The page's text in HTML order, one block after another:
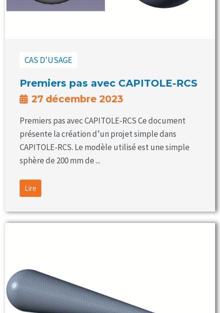
CAS D'USAGE
Premiers pas avec CAPITOLE-RCS
27 décembre 2023
Premiers pas avec CAPITOLE-RCS Ce document
présente la création d’un projet simple dans
CAPITOLE-RCS. Le modèle utilisé est une simple
sphère de 200 mm de ...
Lire